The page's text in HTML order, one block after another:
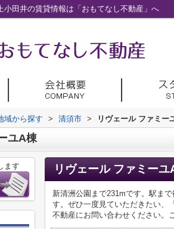
小田井の賃貸情報は「おもてなし不動産」へ
域から探す > 清須市 > リヴェール ファミー
ユA棟
リヴェール ファミーユ
新清洲公園まで231mです。駅ま
す。ぜひ一度見ていただきたい、
不動産にお問い合わせください。
ます